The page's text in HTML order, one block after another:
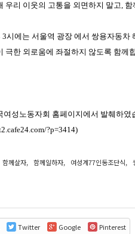
우리 이웃의 고통을 외면하지 말고,
3시에는 서울역 광장 에서 쌍용자동
극한 외로움에 좌절하지 않도록 함께
여성노동자회 홈페이지에서 발췌하였
?p=3414)
함께살자, 함께일하자, 여성계77인동조단식,
Twitter Google Pinterest